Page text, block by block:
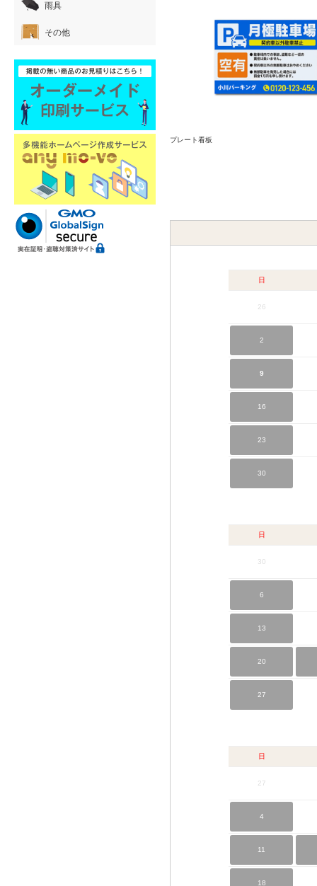
プレート看板
日
26
2
9
16
23
30
日
30
6
13
20
27
日
27
4
11
18
雨具
その他